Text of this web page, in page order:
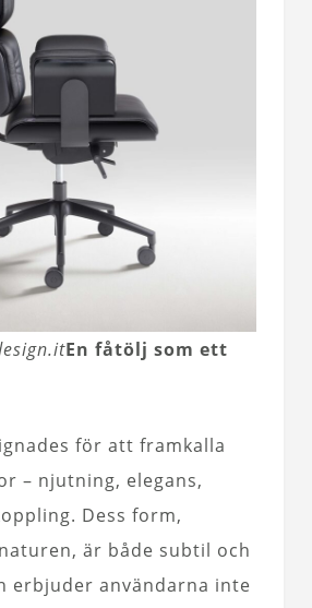
En fåtölj som ett
för att framkalla
– njutning, elegans,
Dess form,
är både subtil och
erbjuder användarna inte